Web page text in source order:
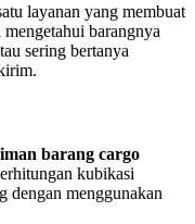
layanan yang membuat
barangnya
sering bertanya
barang cargo
kubikasi
dengan menggunakan